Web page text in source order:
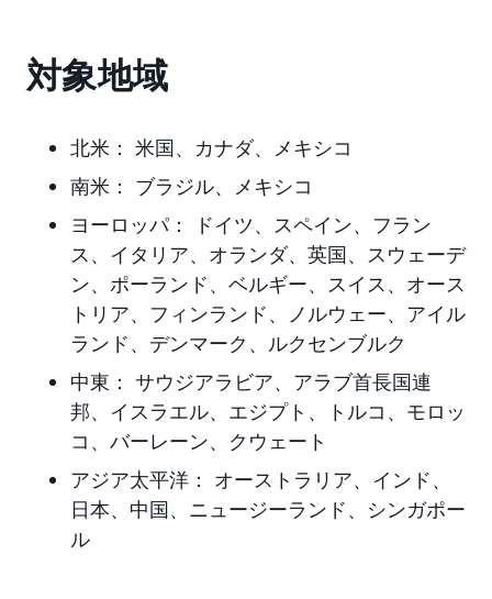
対象地域
北米： 米国、カナダ、メキシコ
南米：
ブラジル、メキシコ
ヨーロッパ：
ドイツ、スペイン、フラン
ス、イタリア、オランダ、英国、スウェーデ
ン、ポーランド、 ベルギー、スイス、オース
トリア、フィンランド、ノルウェー、アイル
ランド、デンマーク、ルクセンブルク
中東： サウジアラビア、アラブ首長国連
邦、イスラエル、エジプト、トルコ、モロッ
コ、バーレーン、クウェート
アジア太平洋：
オーストラリア、インド、
日本、中国、ニュージーランド、シンガポー
ル